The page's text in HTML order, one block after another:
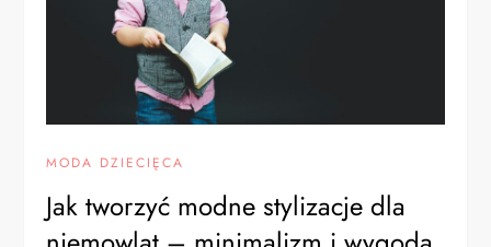
MODA DZIECIĘCA
Jak tworzyć modne stylizacje dla